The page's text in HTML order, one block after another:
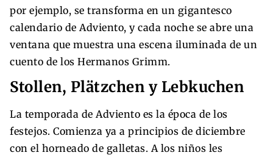
por ejemplo, se transforma en un gigantesco
calendario de Adviento, y cada noche se abre una
ventana que muestra una escena iluminada de un
cuento de los Hermanos Grimm.
Stollen, Plätzchen y Lebkuchen
La temporada de Adviento es la época de los
festejos. Comienza ya a principios de diciembre
con el horneado de galletas. A los niños les